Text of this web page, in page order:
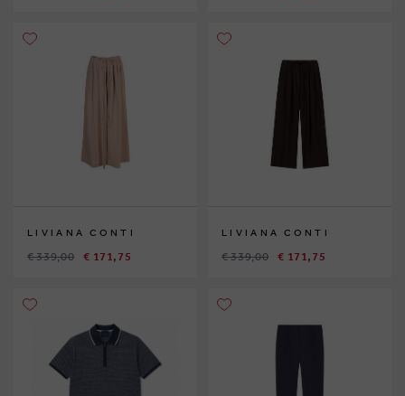
LIVIANA CONTI
€ 339,00 € 171,75
LIVIANA CONTI
€ 339,00 € 171,75